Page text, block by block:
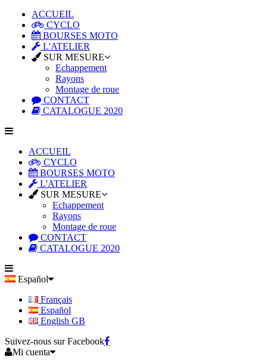
ACCUEIL
CYCLO
BOURSES MOTO
L'ATELIER
SUR MESURE
Echappement
Rayons
Montage de roue
CONTACT
CATALOGUE 2020
ACCUEIL
CYCLO
BOURSES MOTO
L'ATELIER
SUR MESURE
Echappement
Rayons
Montage de roue
CONTACT
CATALOGUE 2020
Español
Français
Español
English GB
Suivez-nous sur Facebook
Mi cuenta